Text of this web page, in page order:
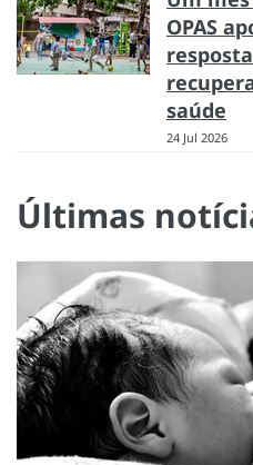
OPAS
saúde
24 Jul 2026
Últimas